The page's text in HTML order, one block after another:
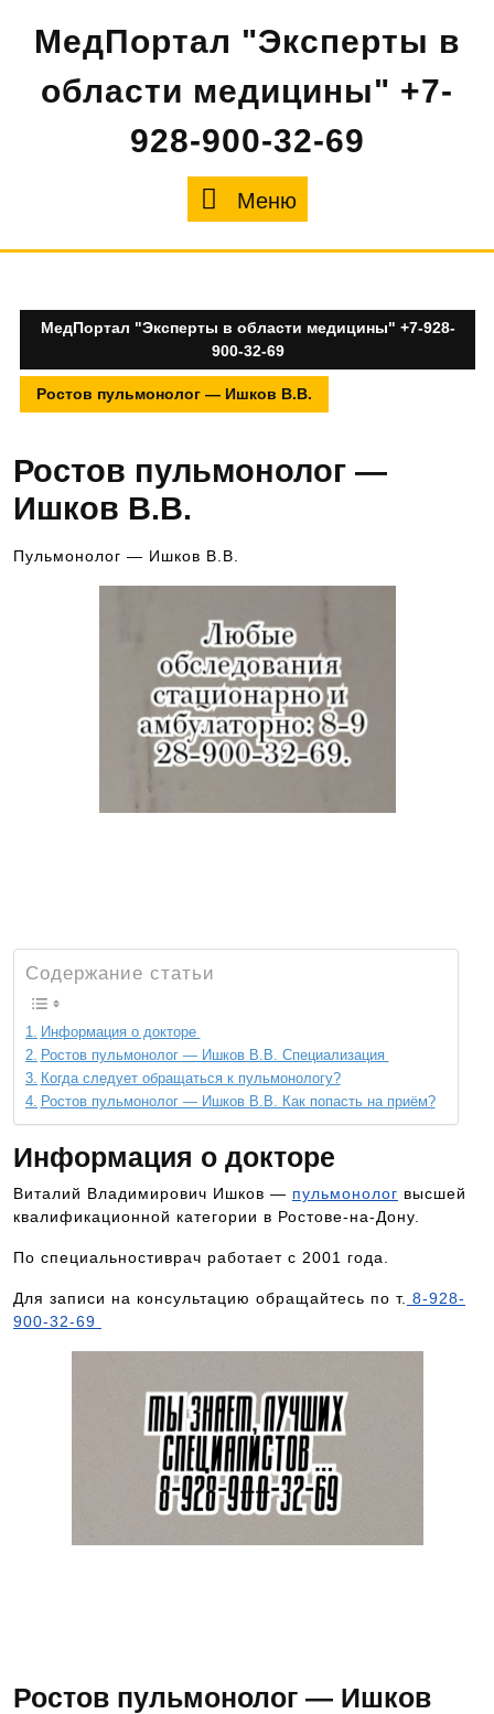
содержимому
МедПортал "Эксперты в
области медицины" +7-
928-900-32-69
Меню
МедПортал "Эксперты в области медицины" +7-928-
900-32-69
Ростов пульмонолог — Ишков В.В.
Ростов пульмонолог —
Ишков В.В.
Пульмонолог — Ишков В.В.
Содержание статьи
Информация о докторе
Ростов пульмонолог — Ишков В.В. Специализация
Когда следует обращаться к пульмонологу?
Ростов пульмонолог — Ишков В.В. Как попасть на приём?
Информация о докторе
Виталий Владимирович Ишков — пульмонолог высшей
квалификационной категории в Ростове-на-Дону.
По специальностиврач работает с 2001 года.
Для записи на консультацию обращайтесь по т. 8-928-
900-32-69
Ростов пульмонолог — Ишков